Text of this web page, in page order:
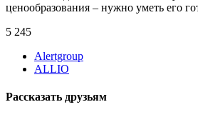
ценообразования – нужно уметь его
5 245
Alertgroup
ALLIO
Рассказать друзьям